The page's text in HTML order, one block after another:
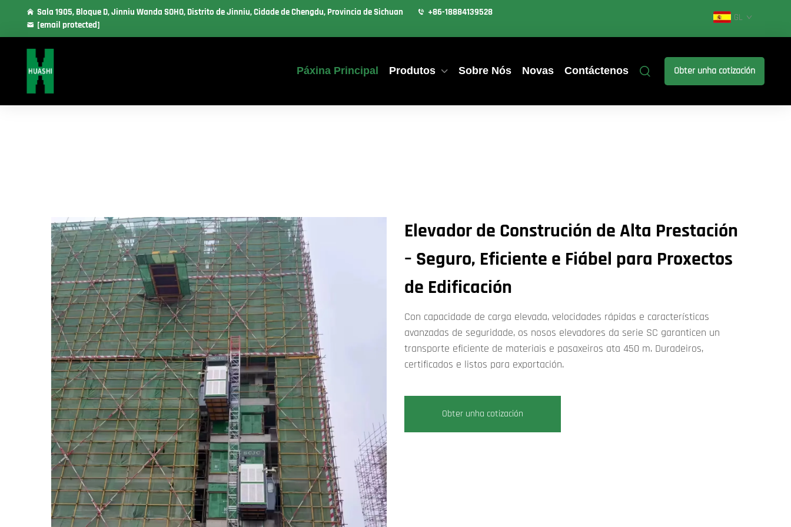
Sala 1905, Bloque D, Jinniu Wanda SOHO, Distrito de Jinniu, Cidade de Chengdu, Provincia de Sichuan
+86-18884139528
[email protected]
GL
Páxina Principal Produtos Sobre Nós Novas Contáctenos Obter unha cotización
Elevador de Construción de Alta Prestación
– Seguro, Eficiente e Fiábel para Proxectos
de Edificación
Con capacidade de carga elevada, velocidades rápidas e características
avanzadas de seguridade, os nosos elevadores da serie SC garanticen un
transporte eficiente de materiais e pasaxeiros ata 450 m. Duradeiros,
certificados e listos para exportación.
Obter unha cotización